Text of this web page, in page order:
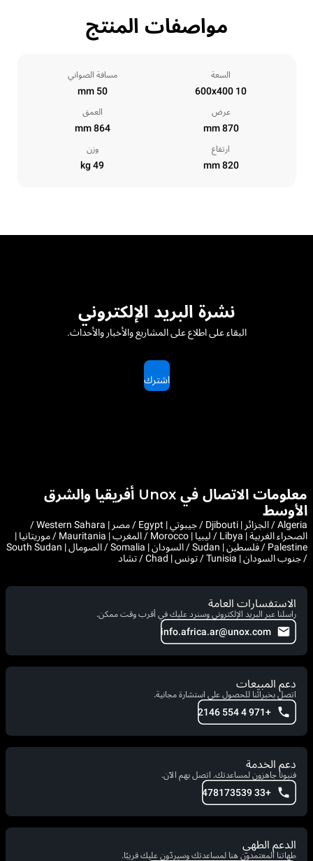
مواصفات المنتج
السعة
10 600x400
مسافة الصواني
50 mm
عرض
870 mm
العمق
864 mm
ارتفاع
820 mm
وزن
49 kg
نشرة البريد الإلكتروني
البقاء على اطلاع على المشاريع والأخبار والأحداث.
اشترك
معلومات الاتصال في Unox أفريقيا والشرق
الأوسط
Algeria / الجزائر | Djibouti / جيبوتي | Egypt / مصر | Western Sahara /
الصحراء الغربية | Libya / ليبيا | Morocco / المغرب | Mauritania / موريتانيا |
Palestine / فلسطين | Sudan / السودان | Somalia / الصومال | South Sudan
/ جنوب السودان | Tunisia / تونس | Chad / تشاد
الاستفسارات العامة
راسلنا عبر البريد الإلكتروني وسنرد عليك في أقرب وقت ممكن.
info.africa.ar@unox.com
دعم المبيعات
اتصل بخبرائنا للحصول على استشارة مجانية.
+971 4 554 2146
دعم الخدمة
فنيونا جاهزون لمساعدتك. اتصل بهم الآن.
+33 478173539
الدعم الطهي
طهاتنا المعتمدون هنا لمساعدتك وسيردّون عليك قريبًا.